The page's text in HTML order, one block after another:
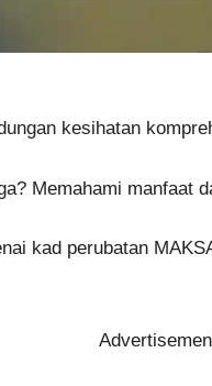
kesihatan
Memahami
kad perubatan